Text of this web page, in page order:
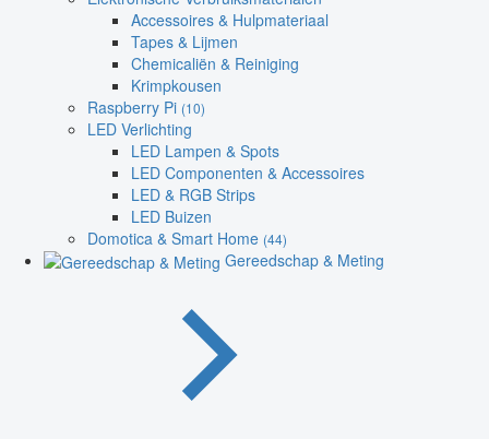
Accessoires & Hulpmateriaal
Tapes & Lijmen
Chemicaliën & Reiniging
Krimpkousen
Raspberry Pi (10)
LED Verlichting
LED Lampen & Spots
LED Componenten & Accessoires
LED & RGB Strips
LED Buizen
Domotica & Smart Home (44)
Gereedschap & Meting